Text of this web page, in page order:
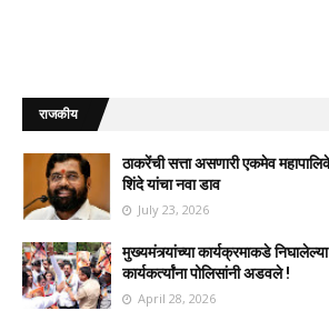
राजकीय
ठाकरेंची सत्ता असणारी एकमेव
शिंदे यांचा नवा डाव
July 23, 2026
मुख्यमंत्र्यांच्या कार्यक्रमाकडे
कार्यकर्त्यांना पोलिसांनी अडवले !
April 28, 2026